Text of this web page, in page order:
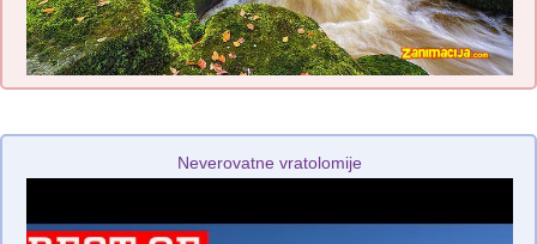
Neverovatne vratolomije